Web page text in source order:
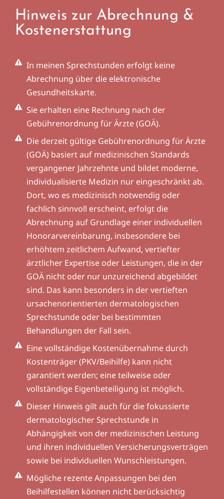
Hinweis zur Abrechnung &
Kostenerstattung
In meinen Sprechstunden erfolgt keine
Abrechnung über die elektronische
Gesundheitskarte.
Sie erhalten eine Rechnung nach der
Gebührenordnung für Ärzte (GOÄ).
Die derzeit gültige Gebührenordnung für Ärzte
(GOÄ) basiert auf medizinischen Standards
vergangener Jahrzehnte und bildet moderne,
individualisierte Medizin nur eingeschränkt ab.
Dort, wo es medizinisch notwendig oder
fachlich sinnvoll erscheint, erfolgt die
Abrechnung auf Grundlage einer individuellen
Honorarvereinbarung, insbesondere bei
erhöhtem zeitlichem Aufwand, vertiefter
ärztlicher Expertise oder Leistungen, die in der
GOÄ nicht oder nur unzureichend abgebildet
sind. Das kann besonders in der vertieften
ursachenorientierten dermatologischen
Sprechstunde oder bei bestimmten
Behandlungen der Fall sein.
Eine vollständige Kostenübernahme durch
Kostenträger (PKV/Beihilfe) kann nicht
garantiert werden; eine teilweise oder
vollständige Eigenbeteiligung ist möglich.
Dieser Hinweis gilt auch für die fokussierte
dermatologischer Sprechstunde in
Abhängigkeit von der medizinischen Leistung
und ihren individuellen Versicherungsverträgen
sowie bei individuellen Wunschleistungen.
Mögliche rezente Anpassungen bei den
Beihilfestellen können nicht berücksichtig